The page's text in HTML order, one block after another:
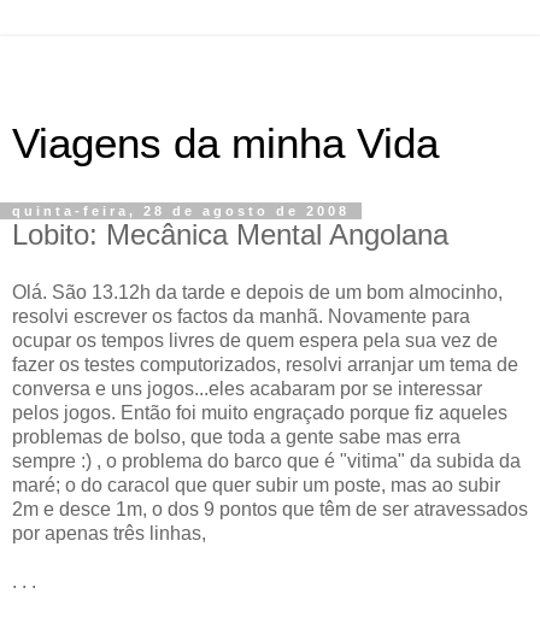
Viagens da minha Vida
quinta-feira, 28 de agosto de 2008
Lobito: Mecânica Mental Angolana
Olá. São 13.12h da tarde e depois de um bom almocinho,
resolvi escrever os factos da manhã. Novamente para
ocupar os tempos livres de quem espera pela sua vez de
fazer os testes computorizados, resolvi arranjar um tema de
conversa e uns jogos...eles acabaram por se interessar
pelos jogos. Então foi muito engraçado porque fiz aqueles
problemas de bolso, que toda a gente sabe mas erra
sempre :) , o problema do barco que é "vitima" da subida da
maré; o do caracol que quer subir um poste, mas ao subir
2m e desce 1m, o dos 9 pontos que têm de ser atravessados
por apenas três linhas,
. . .